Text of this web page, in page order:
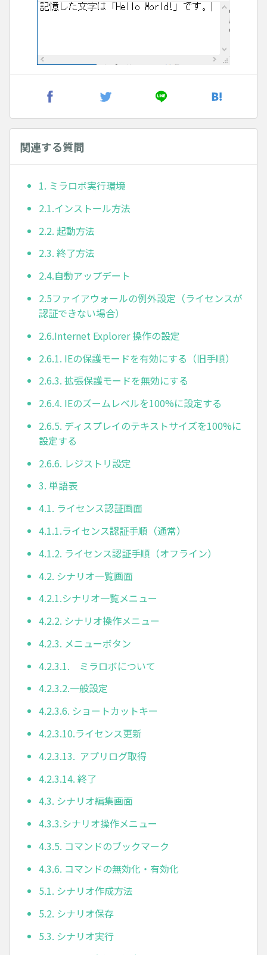
関連する質問
1. ミラロボ実行環境
2.1.インストール方法
2.2. 起動方法
2.3. 終了方法
2.4.自動アップデート
2.5ファイアウォールの例外設定（ライセンスが
認証できない場合）
2.6.Internet Explorer 操作の設定
2.6.1. IEの保護モードを有効にする（旧手順）
2.6.3. 拡張保護モードを無効にする
2.6.4. IEのズームレベルを100%に設定する
2.6.5. ディスプレイのテキストサイズを100%に
設定する
2.6.6. レジストリ設定
3. 単語表
4.1. ライセンス認証画面
4.1.1.ライセンス認証手順（通常）
4.1.2. ライセンス認証手順（オフライン）
4.2. シナリオ一覧画面
4.2.1.シナリオ一覧メニュー
4.2.2. シナリオ操作メニュー
4.2.3. メニューボタン
4.2.3.1. ミラロボについて
4.2.3.2.一般設定
4.2.3.6. ショートカットキー
4.2.3.10.ライセンス更新
4.2.3.13. アプリログ取得
4.2.3.14. 終了
4.3. シナリオ編集画面
4.3.3.シナリオ操作メニュー
4.3.5. コマンドのブックマーク
4.3.6. コマンドの無効化・有効化
5.1. シナリオ作成方法
5.2. シナリオ保存
5.3. シナリオ実行